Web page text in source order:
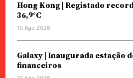
Hong Kong | Registado
36,9°C
10 Ago 2026
Galaxy | Inaugurada estação
financeiros